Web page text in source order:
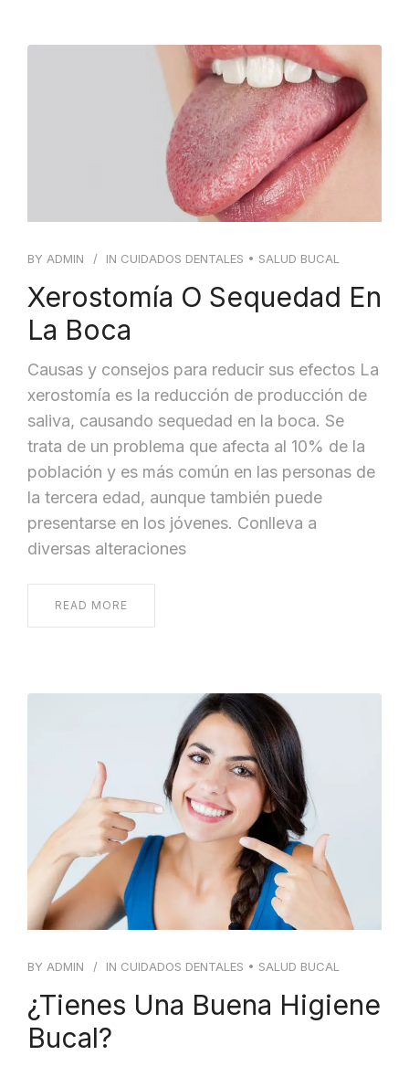
BY ADMIN IN CUIDADOS DENTALES • SALUD BUCAL
Xerostomía O Sequedad En
La Boca
Causas y consejos para reducir sus efectos La
xerostomía es la reducción de producción de
saliva, causando sequedad en la boca. Se
trata de un problema que afecta al 10% de la
población y es más común en las personas de
la tercera edad, aunque también puede
presentarse en los jóvenes. Conlleva a
diversas alteraciones
READ MORE
BY ADMIN IN CUIDADOS DENTALES • SALUD BUCAL
¿Tienes Una Buena Higiene
Bucal?